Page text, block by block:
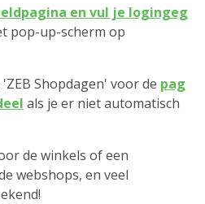
en vul je logingeg
pop-up-scherm op
Shopdagen' voor de pag
als je er niet automatisch
de winkels of een
webshops, en veel